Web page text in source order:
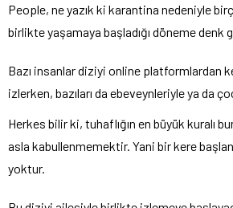
People, ne yazık ki karantina nedeniyle
birlikte yaşamaya başladığı döneme denk
Bazı insanlar diziyi online platformlardan
izlerken, bazıları da ebeveynleriyle ya da
Herkes bilir ki, tuhaflığın en büyük kuralı
asla kabullenmemektir. Yani bir kere
yoktur.